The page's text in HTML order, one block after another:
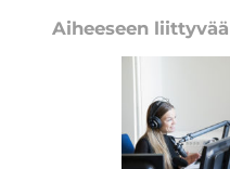
Aiheeseen liittyvää